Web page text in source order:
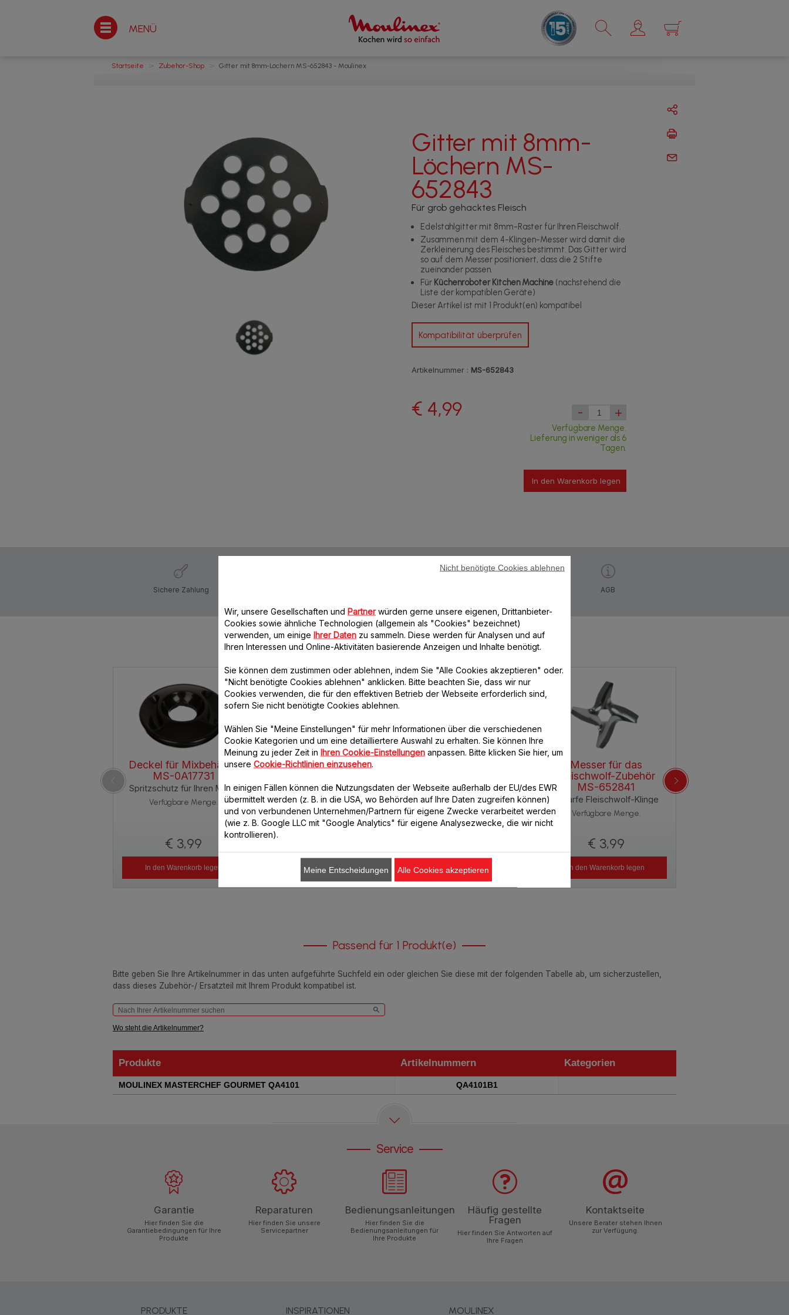
MENÜ ×
Startseite > Zubehör-Shop Gitter mit 8mm-Löchern MS-652843 - Moulinex
Gitter mit 8mm-
Löchern MS-
652843
Für grob gehacktes Fleisch
Edelstahlgitter mit 8mm-Raster für Ihren Fleischwolf.
Zusammen mit dem 4-Klingen-Messer wird damit die
Zerkleinerung des Fleisches bestimmt. Das Gitter wird
so auf dem Messer positioniert, dass die 2 Stifte
zueinander passen.
Für Küchenroboter Kitchen Machine (nachstehend die
Liste der kompatiblen Geräte)
Dieser Artikel ist mit 1 Produkt(en) kompatibel
Kompatibilität überprüfen
Artikelnummer : MS-652843
€ 4,99 - +
Verfügbare Menge.
Lieferung in weniger als 6
Tagen.
In den Warenkorb legen
Sichere Zahlung AGB
Weiteres empfohlenes Zubehör
Deckel für Mixbehälter
MS-0A17731
Spritzschutz für Ihren Mixer
Verfügbare Menge.
€ 3,99
In den Warenkorb legen
Oberer Verschluss in
Schützt vor Spritzern
Verfügbare Menge.
In den Warenkorb legen
Gemüsereibe
Verfügbare Menge.
In den Warenkorb legen
Messer für das
Fleischwolf-Zubehör
MS-652841
Scharfe Fleischwolf-Klinge
Verfügbare Menge.
€ 3,99
In den Warenkorb legen
Passend für 1 Produkt(e)
Bitte geben Sie Ihre Artikelnummer in das unten aufgeführte Suchfeld ein oder gleichen Sie diese mit der folgenden Tabelle ab, um sicherzustellen,
dass dieses Zubehör-/ Ersatzteil mit Ihrem Produkt kompatibel ist.
Wo steht die Artikelnummer?
Produkte Artikelnummern
Kategorien
Produkte
Artikelnummern
MOULINEX MASTERCHEF GOURMET QA4101 QA4101B1
Service
Garantie
Hier finden Sie die
Garantiebedingungen für Ihre
Produkte
Reparaturen
Hier finden Sie unsere
Servicepartner
Bedienungsanleitungen
Hier finden Sie die
Bedienungsanleitungen für
Ihre Produkte
Häufig gestellte
Fragen
Hier finden Sie Antworten auf
Ihre Fragen
Kontaktseite
Unsere Berater stehen Ihnen
zur Verfügung.
PRODUKTE INSPIRATIONEN MOULINEX
Wir, unsere Gesellschaften und Partnerwürden gerne unsere eigenen, Drittanbieter-
Cookies sowie ähnliche Technologien (allgemein als "Cookies" bezeichnet)
verwenden, um einige Ihrer Daten zu sammeln. Diese werden für Analysen und auf
Ihren Interessen und Online-Aktivitäten basierende Anzeigen und Inhalte benötigt.
Sie können dem zustimmen oder ablehnen, indem Sie "Alle Cookies akzeptieren" oder.
"Nicht benötigte Cookies ablehnen" anklicken. Bitte beachten Sie, dass wir nur
Cookies verwenden, die für den effektiven Betrieb der Webseite erforderlich sind,
sofern Sie nicht benötigte Cookies ablehnen.
Wählen Sie "Meine Einstellungen" für mehr Informationen über die verschiedenen
Cookie Kategorien und um eine detailliertere Auswahl zu erhalten. Sie können Ihre
Meinung zu jeder Zeit in Ihren Cookie-Einstellungen anpassen. Bitte klicken Sie hier, um
unsere Cookie-Richtlinien einzusehen.
In einigen Fällen können die Nutzungsdaten der Webseite außerhalb der EU/des EWR
übermittelt werden (z. B. in die USA, wo Behörden auf Ihre Daten zugreifen können)
und von verbundenen Unternehmen/Partnern für eigene Zwecke verarbeitet werden
(wie z. B. Google LLC mit "Google Analytics" für eigene Analysezwecke, die wir nicht
kontrollieren).
Nicht benötigte Cookies ablehnen
Meine Entscheidungen Alle Cookies akzeptieren